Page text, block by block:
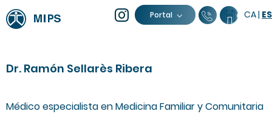
Portal 93 805 04
CA| ES
Dr. Ramón Sellarès Ribera
Médico especialista en Medicina Familiar y Comunitaria